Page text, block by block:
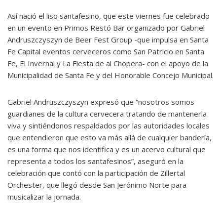
Así nació el liso santafesino, que este viernes fue celebrado
en un evento en Primos Restó Bar organizado por Gabriel
Andruszczyszyn de Beer Fest Group -que impulsa en Santa
Fe Capital eventos cerveceros como San Patricio en Santa
Fe, El Invernal y La Fiesta de al Chopera- con el apoyo de la
Municipalidad de Santa Fe y del Honorable Concejo Municipal.
Gabriel Andruszczyszyn expresó que “nosotros somos
guardianes de la cultura cervecera tratando de mantenerla
viva y sintiéndonos respaldados por las autoridades locales
que entendieron que esto va más allá de cualquier bandería,
es una forma que nos identifica y es un acervo cultural que
representa a todos los santafesinos”, aseguró en la
celebración que contó con la participación de Zillertal
Orchester, que llegó desde San Jerónimo Norte para
musicalizar la jornada.